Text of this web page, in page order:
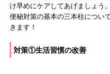
け早めにケアしてあげましょう。
便秘対策の基本の三本柱につい
きます！
対策①生活習慣の改善